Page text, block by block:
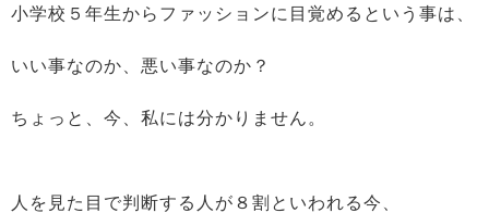
小学校５年生からファッションに目覚めるという事は、
いい事なのか、悪い事なのか？
ちょっと、今、私には分かりません。
人を見た目で判断する人が８割といわれる今、